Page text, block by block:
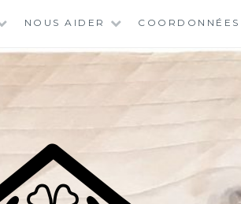
NOUS AIDER COORDONNÉES